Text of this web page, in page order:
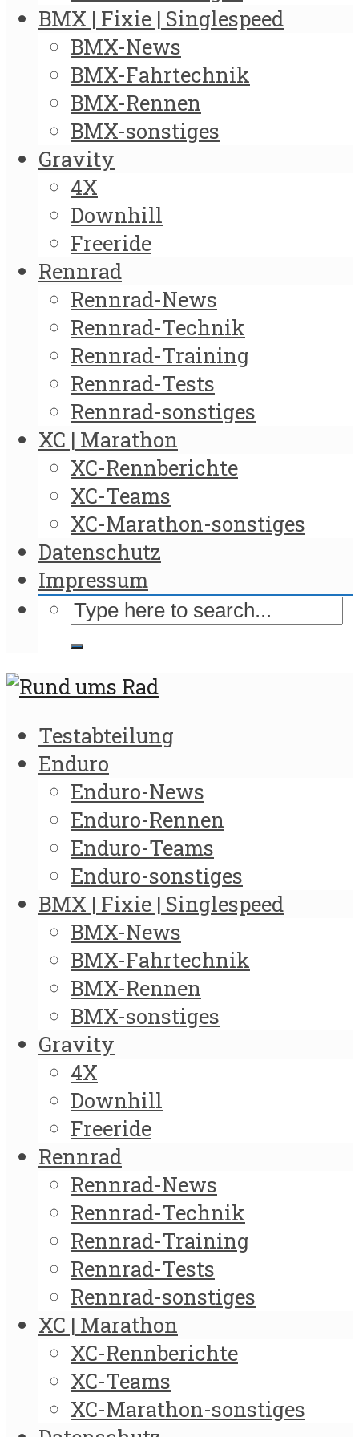
BMX | Fixie | Singlespeed
BMX-News
BMX-Fahrtechnik
BMX-Rennen
BMX-sonstiges
Gravity
4X
Downhill
Freeride
Rennrad
Rennrad-News
Rennrad-Technik
Rennrad-Training
Rennrad-Tests
Rennrad-sonstiges
XC | Marathon
XC-Rennberichte
XC-Teams
XC-Marathon-sonstiges
Datenschutz
Impressum
Testabteilung
Enduro
Enduro-News
Enduro-Rennen
Enduro-Teams
Enduro-sonstiges
BMX | Fixie | Singlespeed
BMX-News
BMX-Fahrtechnik
BMX-Rennen
BMX-sonstiges
Gravity
4X
Downhill
Freeride
Rennrad
Rennrad-News
Rennrad-Technik
Rennrad-Training
Rennrad-Tests
Rennrad-sonstiges
XC | Marathon
XC-Rennberichte
XC-Teams
XC-Marathon-sonstiges